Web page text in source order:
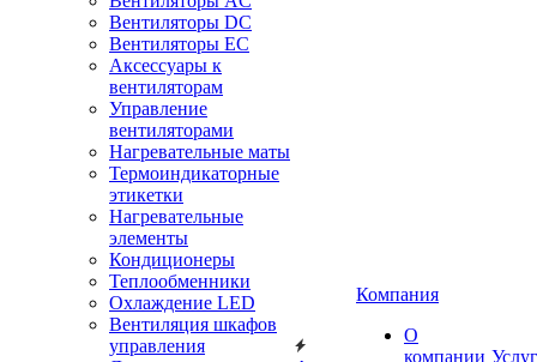
Вентиляторы DC
Вентиляторы EC
Аксессуары к
вентиляторам
Управление
вентиляторами
Нагревательные маты
Термоиндикаторные
этикетки
Нагревательные
элементы
Кондиционеры
Теплообменники
Охлаждение LED
Вентиляция шкафов
управления
Компания
О
компании